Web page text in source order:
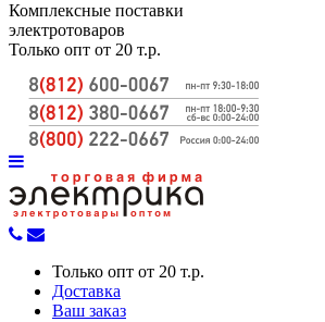
Комплексные поставки
электротоваров
Только опт от 20 т.р.
Только опт от 20 т.р.
Доставка
Ваш заказ